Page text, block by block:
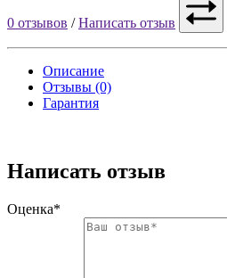
0 отзывов /Написать отзыв
Описание
Отзывы (0)
Гарантия
Написать отзыв
Оценка*